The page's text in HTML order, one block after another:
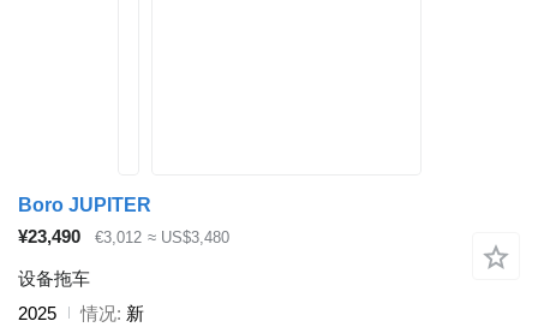
Boro JUPITER
¥23,490
€3,012 ≈ US$3,480
设备拖车
2025
情况 新